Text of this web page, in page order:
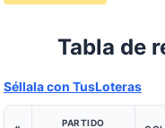
Tabla de
Séllala con TusLoteras
PARTIDO